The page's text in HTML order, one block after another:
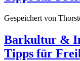
Gespeichert von
Barkultur &
Tipps für